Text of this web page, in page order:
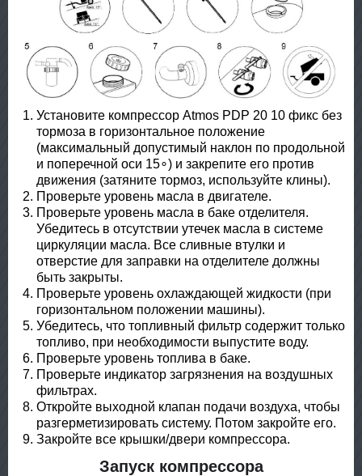
Установите компрессор Atmos PDP 20 10 фикс без
тормоза в горизонтальное положение
(максимальный допустимый наклон по продольной
и поперечной оси 15∘) и закрепите его против
движения (затяните тормоз, используйте клины).
Проверьте уровень масла в двигателе.
Проверьте уровень масла в баке отделителя.
Убедитесь в отсутствии утечек масла в системе
циркуляции масла. Все сливные втулки и
отверстие для заправки на отделителе должны
быть закрыты.
Проверьте уровень охлаждающей жидкости (при
горизонтальном положении машины).
Убедитесь, что топливный фильтр содержит только
топливо, при необходимости выпустите воду.
Проверьте уровень топлива в баке.
Проверьте индикатор загрязнения на воздушных
фильтрах.
Откройте выходной клапан подачи воздуха, чтобы
разгерметизирoвать систему. Потом закройте его.
Закройте все крышки/двери компрессора.
Запуск компрессора